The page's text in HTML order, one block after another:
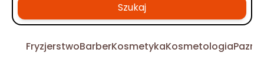
Szukaj
FryzjerstwoBarberKosmetykaKosmetologia